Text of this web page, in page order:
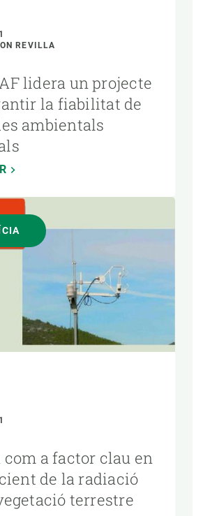
REVILLA
lidera un projecte
la fiabilitat de
ambientals
com a factor clau en
de la radiació
terrestre